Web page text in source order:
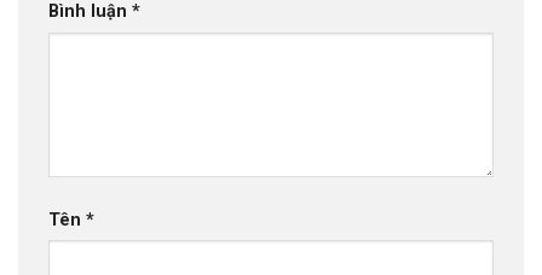
Bình luận *
Tên *